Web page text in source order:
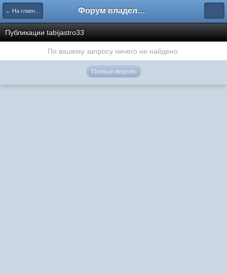
← На главную Форум владельцев интернет-магазинов
Публикации tabijastro33
По вашему запросу ничего не найдено.
Полная версия